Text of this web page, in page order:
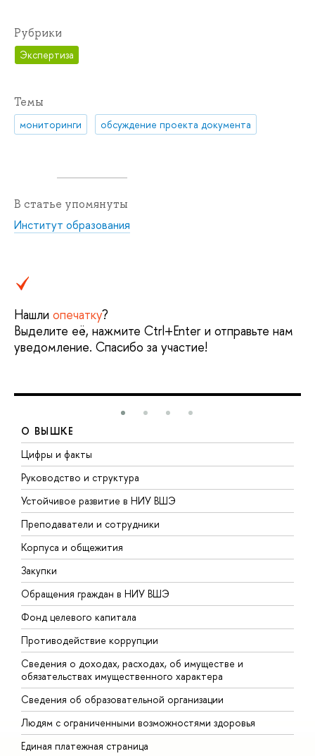
Рубрики
Экспертиза
Темы
мониторинги обсуждение проекта документа
В статье упомянуты
Институт образования
Нашли опечатку?
Выделите её, нажмите Ctrl+Enter и отправьте нам
уведомление. Спасибо за участие!
О ВЫШКЕ
Цифры и факты
Руководство и структура
Устойчивое развитие в НИУ ВШЭ
Преподаватели и сотрудники
Корпуса и общежития
Закупки
Обращения граждан в НИУ ВШЭ
Фонд целевого капитала
Противодействие коррупции
Сведения о доходах, расходах, об имуществе и
обязательствах имущественного характера
Сведения об образовательной организации
Людям с ограниченными возможностями здоровья
Единая платежная страница